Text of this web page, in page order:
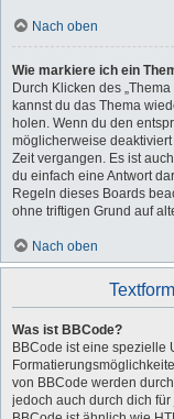
Nach oben
Wie markiere ich ein
Durch Klicken des
kannst du das Thema
holen. Wenn du den
möglicherweise
Zeit vergangen. Es ist
du einfach eine Antwort
Regeln dieses Boards
ohne triftigen Grund auf
Nach oben
Was ist BBCode?
BBCode ist eine spezielle
von BBCode werden
jedoch auch durch dich